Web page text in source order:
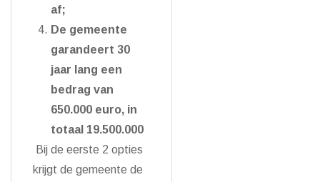
af;
De gemeente
garandeert 30
jaar lang een
bedrag van
650.000 euro, in
totaal 19.500.000
Bij de eerste 2 opties
krijgt de gemeente de